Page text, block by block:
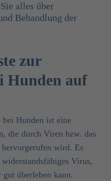
alles über
Behandlung der
zur
Hunden auf
Hunden ist eine
die durch Viren bzw. das
wird. Es
Virus,
überleben kann.